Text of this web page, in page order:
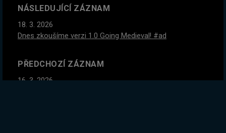
NÁSLEDUJÍCÍ ZÁZNAM
18. 3. 2026
Dnes zkoušíme verzi 1.0 Going Medieval! #ad
PŘEDCHOZÍ ZÁZNAM
16. 3. 2026